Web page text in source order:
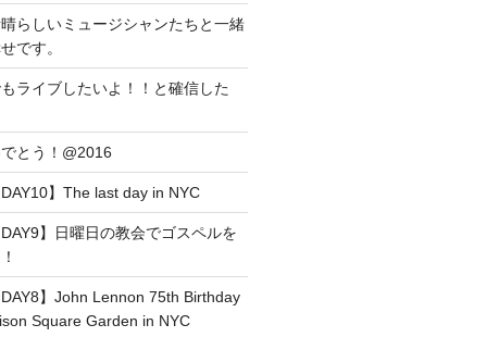
らしいミュージシャンたちと一緒
です。
ライブしたいよ！！と確信した
とう！@2016
】The last day in NYC
】日曜日の教会でゴスペルを
】John Lennon 75th Birthday
Square Garden in NYC